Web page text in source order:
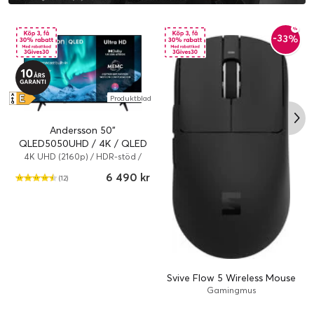
Andersson 50"
QLED5050UHD / 4K / QLED
/ 60 Hz / Android TV
4K UHD (2160p) / HDR-stöd /
E
A
↑
G Produktblad
(12) 6 490 kr
-33%
Svive Flow 5 Wireless Mouse
Gamingmus